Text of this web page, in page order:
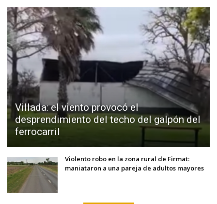
Villada: el viento provocó el
desprendimiento del techo del galpón del
ferrocarril
Violento robo en la zona rural de Firmat:
maniataron a una pareja de adultos mayores